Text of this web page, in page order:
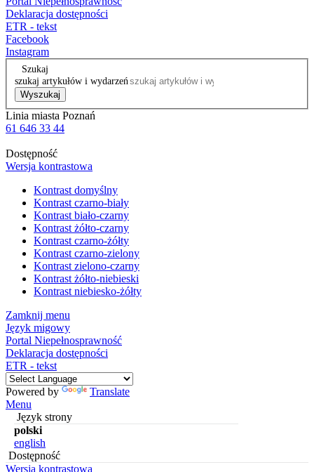
Deklaracja dostępności
ETR - tekst
Facebook
Instagram
Szukaj
szukaj artykułów i wydarzeń
Wyszukaj
Linia miasta Poznań
61 646 33 44
Dostępność
Wersja kontrastowa
Kontrast domyślny
Kontrast czarno-biały
Kontrast biało-czarny
Kontrast żółto-czarny
Kontrast czarno-żółty
Kontrast czarno-zielony
Kontrast zielono-czarny
Kontrast żółto-niebieski
Kontrast niebiesko-żółty
Zamknij menu
Język migowy
Portal Niepełnosprawność
Deklaracja dostępności
ETR - tekst
Powered by
Translate
Menu
Język strony
polski
english
Dostępność
Wersja kontrastowa